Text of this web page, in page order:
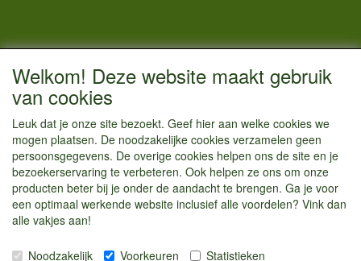
CONTACTGEGEVENS
Vestigingsadres:
Einsteinstraat 52
1433 BG Kudelstaart
info@kamperenenzo.nl
Tel : 06 125 82 112
Handelend onder
KvK nummer : 70477329
Welkom! Deze website maakt gebruik
van cookies
Leuk dat je onze site bezoekt. Geef hier aan welke cookies we
mogen plaatsen. De noodzakelijke cookies verzamelen geen
persoonsgegevens. De overige cookies helpen ons de site en je
bezoekerservaring te verbeteren. Ook helpen ze ons om onze
producten beter bij je onder de aandacht te brengen. Ga je voor
een optimaal werkende website inclusief alle voordelen? Vink dan
alle vakjes aan!
Noodzakelijk Voorkeuren Statistieken